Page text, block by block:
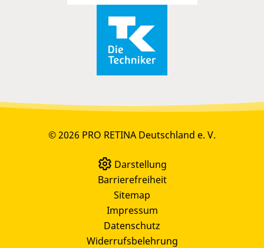
© 2026 PRO RETINA Deutschland e. V.
Darstellung
Barrierefreiheit
Sitemap
Impressum
Datenschutz
Widerrufsbelehrung